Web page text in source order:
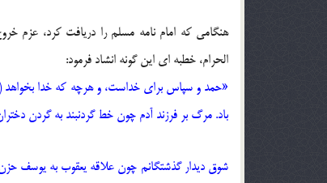
هنگامی که امام نامه مسلم را دریافت کرد، عزم
الحرام، خطبه ای این گونه انشاد فرمود:
«حمد و سپاس برای خداست، و هرچه که خدا بخواهد
باد. مرگ بر فرزند آدم چون خط گردنبند به گردن
شوق دیدار گذشتگانم چون علاقه یعقوب به یوسف